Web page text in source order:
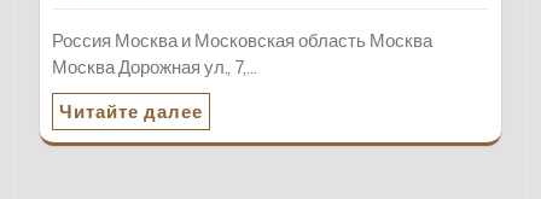
Россия Москва и Московская область Москва
Москва Дорожная ул., 7,…
Читайте далее